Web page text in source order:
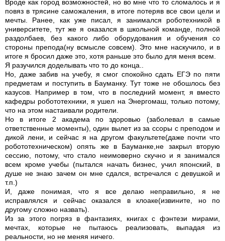
Вроде как город возможностей, но во мне что то сломалось и я
повяз в трясине саможаления, в итоге потеряв все свои цели и
мечты. Ранее, как уже писал, я занимался роботехникой в
университете, тут же я оказался в школьной команде, полной
раздолбаев, без какого либо оборудования и обучения со
стороны препода(ну всмысле совсем). Это мне наскучило, и в
итоге я бросил даже это, хотя раньше это было для меня всем.
Я разучился доделывать что то до конца..
Но, даже забив на учебу, я смог спокойно сдать ЕГЭ по пяти
предметам и поступить в Бауманку. Тут тоже не обошлось без
казусов. Например в том, что в последний момент, я вместо
кафедры робототехники, я ушел на Энергомаш, только потому,
что на этом настаивали родители.
Но в итоге 2 академа по здоровью (заболевал в самые
ответственные моменты), один вылет из за ссоры с преподом и
дикой лени, и сейчас я на другом факультете(даже почти что
робототехническом) опять же в Бауманке,не закрыл вторую
сессию, потому, что стало неимоверно скучно и я занимался
всем кроме учебы (пытался начать бизнес, учил японский, в
душе не знаю зачем он мне сдался, встречался с девушкой и
т.п.)
И, даже понимая, что я все делаю неправильно, я не
исправлялся и сейчас оказался в клоаке(извините, но по
другому сложно назвать).
Из за этого погряз в фантазиях, книгах с фэнтези мирами,
мечтах, которые не пытаюсь реализовать, выпадая из
реальности, но не меняя ничего.